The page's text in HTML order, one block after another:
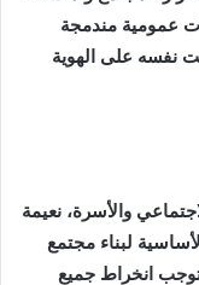
عمومية مندمجة
نفسه على الهوية
والأسرة، نعيمة
لبناء مجتمع
انخراط جميع